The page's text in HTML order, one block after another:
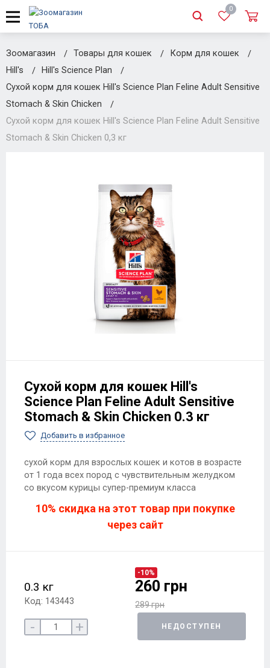
0
Зоомагазин Товары для кошек
Корм для кошек
Hill's
Hill's Science Plan
Сухой корм для кошек Hill's Science Plan Feline Adult Sensitive
Stomach & Skin Chicken
Сухой корм для кошек Hill's Science Plan Feline Adult Sensitive
Stomach & Skin Chicken 0,3 кг
Сухой корм для кошек Hill's
Science Plan Feline Adult Sensitive
Stomach & Skin Chicken 0.3 кг
Добавить в избранное
сухой корм для взрослых кошек и котов в возрасте
от 1 года всех пород с чувствительным желудком
со вкусом курицы супер-премиум класса
10% скидка на этот товар при покупке
через сайт
0.3 кг
Код: 143443
-10%
260 грн
289 грн
- + НЕДОСТУПЕН